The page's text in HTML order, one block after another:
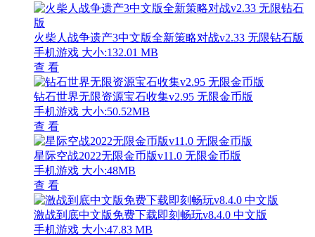
火柴人战争遗产3中文版全新策略对战v2.33 无限钻石版
手机游戏 大小:132.01 MB
查 看
钻石世界无限资源宝石收集v2.95 无限金币版
手机游戏 大小:50.52MB
查 看
星际空战2022无限金币版v11.0 无限金币版
手机游戏 大小:48MB
查 看
激战到底中文版免费下载即刻畅玩v8.4.0 中文版
手机游戏 大小:47.83 MB